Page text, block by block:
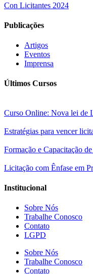
Con Licitantes 2024
Publicações
Artigos
Eventos
Imprensa
Últimos Cursos
Curso Online: Nova lei de
Estratégias para vencer
Formação e Capacitação
Licitação com Ênfase em
Institucional
Sobre Nós
Trabalhe Conosco
Contato
LGPD
Sobre Nós
Trabalhe Conosco
Contato